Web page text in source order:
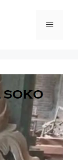
Menu